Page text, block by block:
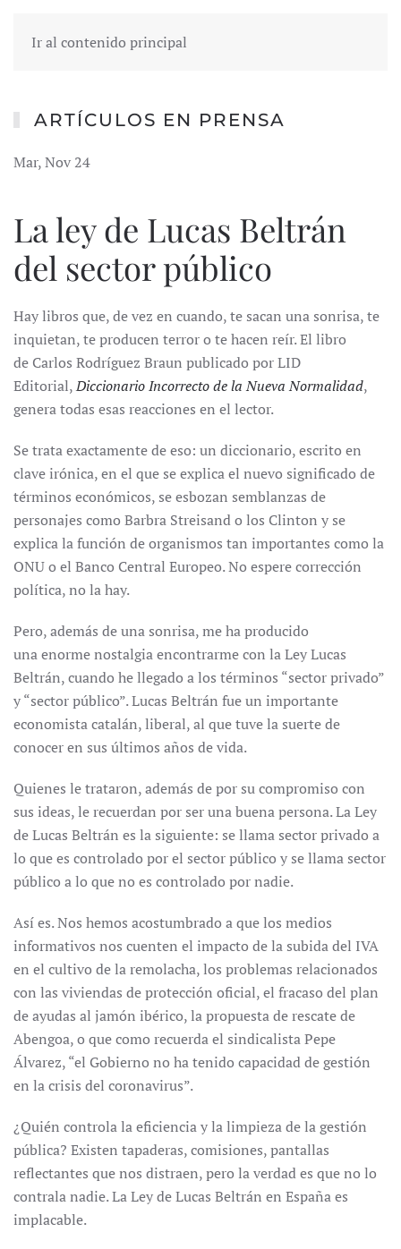
Ir al contenido principal
ARTÍCULOS EN PRENSA
Mar, Nov 24
La ley de Lucas Beltrán
del sector público
Hay libros que, de vez en cuando, te sacan una sonrisa, te
inquietan, te producen terror o te hacen reír. El libro
de Carlos Rodríguez Braun publicado por LID
Editorial,Diccionario Incorrecto de la Nueva Normalidad,
genera todas esas reacciones en el lector.
Se trata exactamente de eso: un diccionario, escrito en
clave irónica, en el que se explica el nuevo significado de
términos económicos, se esbozan semblanzas de
personajes como Barbra Streisand o los Clinton y se
explica la función de organismos tan importantes como la
ONU o el Banco Central Europeo. No espere corrección
política, no la hay.
Pero, además de una sonrisa, me ha producido
una enorme nostalgia encontrarme con la Ley Lucas
Beltrán, cuando he llegado a los términos “sector privado”
y “sector público”. Lucas Beltrán fue un importante
economista catalán, liberal, al que tuve la suerte de
conocer en sus últimos años de vida.
Quienes le trataron, además de por su compromiso con
sus ideas, le recuerdan por ser una buena persona. La Ley
de Lucas Beltrán es la siguiente: se llama sector privado a
lo que es controlado por el sector público y se llama sector
público a lo que no es controlado por nadie.
Así es. Nos hemos acostumbrado a que los medios
informativos nos cuenten el impacto de la subida del IVA
en el cultivo de la remolacha, los problemas relacionados
con las viviendas de protección oficial, el fracaso del plan
de ayudas al jamón ibérico, la propuesta de rescate de
Abengoa, o que como recuerda el sindicalista Pepe
Álvarez, “el Gobierno no ha tenido capacidad de gestión
en la crisis del coronavirus”.
¿Quién controla la eficiencia y la limpieza de la gestión
pública? Existen tapaderas, comisiones, pantallas
reflectantes que nos distraen, pero la verdad es que no lo
contrala nadie. La Ley de Lucas Beltrán en España es
implacable.